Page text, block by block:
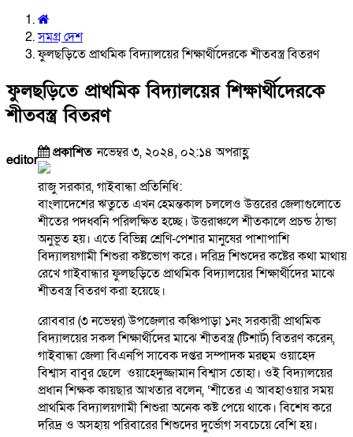
সমগ্র দেশ
ফুলছড়িতে প্রাথমিক বিদ্যালয়ের শিক্ষার্থীদেরকে শীতবস্ত্র বিতরণ
ফুলছড়িতে প্রাথমিক বিদ্যালয়ের শিক্ষার্থীদেরকে
শীতবস্ত্র বিতরণ
editor প্রকাশিতনভেম্বর ৩, ২০২৪, ০২:১৪ অপরাহ্ণ
রাজু সরকার, গাইবান্ধা প্রতিনিধি:
বাংলাদেশের ঋতুতে এখন হেমন্তকাল চললেও উত্তরের জেলাগুলোতে
শীতের পদধ্বনি পরিলক্ষিত হচ্ছে। উত্তরাঞ্চলে শীতকালে প্রচন্ড ঠান্ডা
অনুভূত হয়। এতে বিভিন্ন শ্রেণি-পেশার মানুষের পাশাপাশি
বিদ্যালয়গামী শিশুরা কষ্টভোগ করে। দরিদ্র শিশুদের কষ্টের কথা মাথায়
রেখে গাইবান্ধার ফুলছড়িতে প্রাথমিক বিদ্যালয়ের শিক্ষার্থীদের মাঝে
শীতবস্ত্র বিতরণ করা হয়েছে।
রোববার (৩ নভেম্বর) উপজেলার কঞ্চিপাড়া ১নং সরকারী প্রাথমিক
বিদ্যালয়ের সকল শিক্ষার্থীদের মাঝে শীতবস্ত্র (টিশার্ট) বিতরণ করেন,
গাইবান্ধা জেলা বিএনপি সাবেক দপ্তর সম্পাদক মরহুম ওয়াহেদ
বিশ্বাস বাবুর ছেলে ওয়াহেদুজ্জামান বিশ্বাস তোহা। ওই বিদ্যালয়ের
প্রধান শিক্ষক কায়ছার আখতার বলেন, ‘শীতের এ আবহাওয়ার সময়
প্রাথমিক বিদ্যালয়গামী শিশুরা অনেক কষ্ট পেয়ে থাকে। বিশেষ করে
দরিদ্র ও অসহায় পরিবারের শিশুদের দুর্ভোগ সবচেয়ে বেশি হয়।